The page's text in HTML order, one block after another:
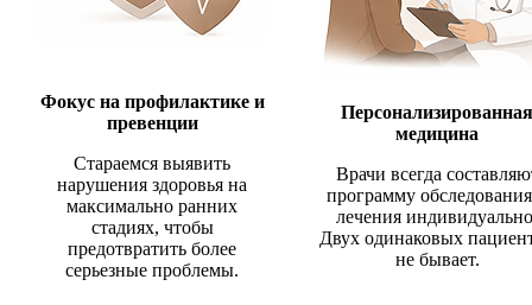
Фокус на профилактике и
превенции
Стараемся выявить
нарушения здоровья на
максимально ранних
стадиях, чтобы
предотвратить более
серьезные проблемы.
Персонализированная
медицина
Врачи всегда
программу
лечения
Двух одинаковых
не бывает.